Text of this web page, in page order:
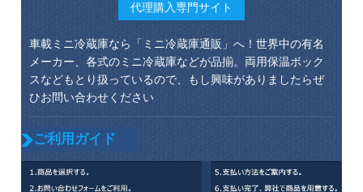
代理購入専門サイト
車載ミニ冷蔵庫なら「ミニ冷蔵庫通販」へ！世界中の有名
メーカー、各式のミニ冷蔵庫などが品揃。両用保温ボック
スなどもとり扱っているので、もし興味がありましたらぜ
ひお問い合わせください
ご利用ガイド